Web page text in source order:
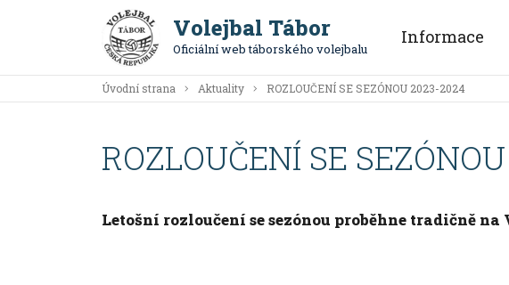
Volejbal Tábor
Oficiální web táborského volejbalu
Informace
Úvodní strana Aktuality ROZLOUČENÍ SE SEZÓNOU 2023-2024
ROZLOUČENÍ SE
Letošní rozloučení se sezónou proběhne tradičně na